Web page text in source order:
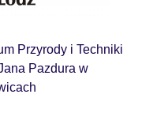
Przyrody i Techniki
Pazdura w